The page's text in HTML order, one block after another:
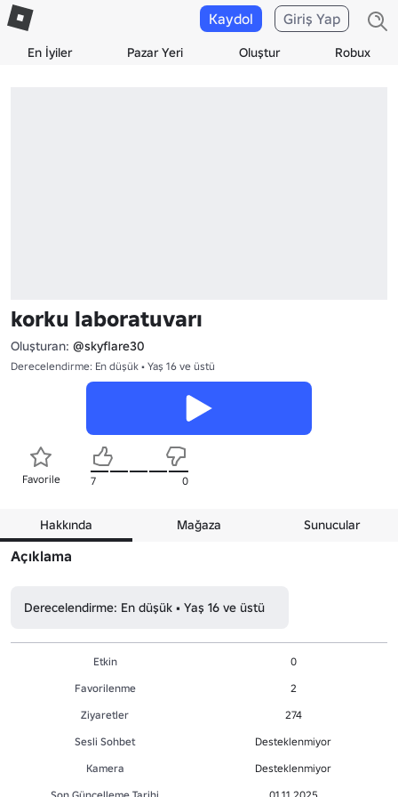
En İyiler Pazar Yeri Oluştur Robux
Kaydol Giriş Yap
korku laboratuvarı
Oluşturan: @skyflare30
Derecelendirme: En düşük • Yaş 16 ve üstü
Favorile 7 0
Hakkında Mağaza Sunucular
Açıklama
Derecelendirme: En düşük • Yaş 16 ve üstü
Etkin
0
Favorilenme
2
Ziyaretler
274
Sesli Sohbet
Desteklenmiyor
Kamera
Desteklenmiyor
Son Güncelleme Tarihi
01.11.2025